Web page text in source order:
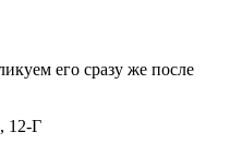
его сразу же после
12-Г